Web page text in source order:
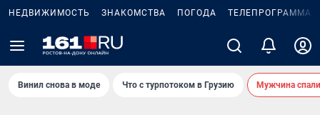
НЕДВИЖИМОСТЬ ЗНАКОМСТВА ПОГОДА ТЕЛЕПРОГРАММА
Винил снова в моде Что с турпотоком в Грузию Мужчина